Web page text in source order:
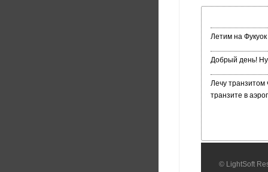
Летим на
Добрый день!
Лечу
транзите в
© LightSoft